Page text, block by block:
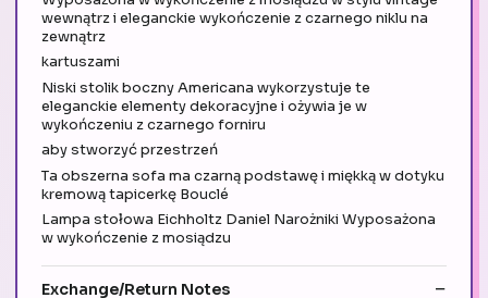
wewnątrz i eleganckie wykończenie z czarnego niklu na
zewnątrz
kartuszami
Niski stolik boczny Americana wykorzystuje te
eleganckie elementy dekoracyjne i ożywia je w
wykończeniu z czarnego forniru
aby stworzyć przestrzeń
Ta obszerna sofa ma czarną podstawę i miękką w dotyku
kremową tapicerkę Bouclé
Lampa stołowa Eichholtz Daniel Narożniki Wyposażona
w wykończenie z mosiądzu
Exchange/Return Notes